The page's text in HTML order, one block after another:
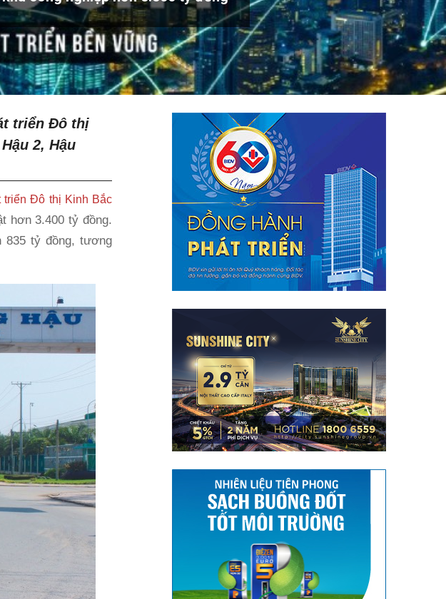
triển Đô thị
2, Hậu
triển Đô thị Kinh Bắc
hơn 3.400 tỷ đồng.
835 tỷ đồng, tương